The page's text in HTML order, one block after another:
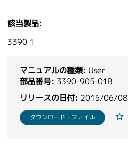
該当製品:
3390 1
マニュアルの種類: User
部品番号: 3390-905-01B
リリースの日付: 2016/06/08
ダウンロード・ファイル